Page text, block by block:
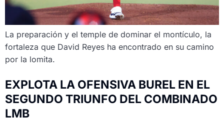
La preparación y el temple de dominar el montículo, la
fortaleza que David Reyes ha encontrado en su camino
por la lomita.
EXPLOTA LA OFENSIVA BUREL EN EL
SEGUNDO TRIUNFO DEL COMBINADO
LMB